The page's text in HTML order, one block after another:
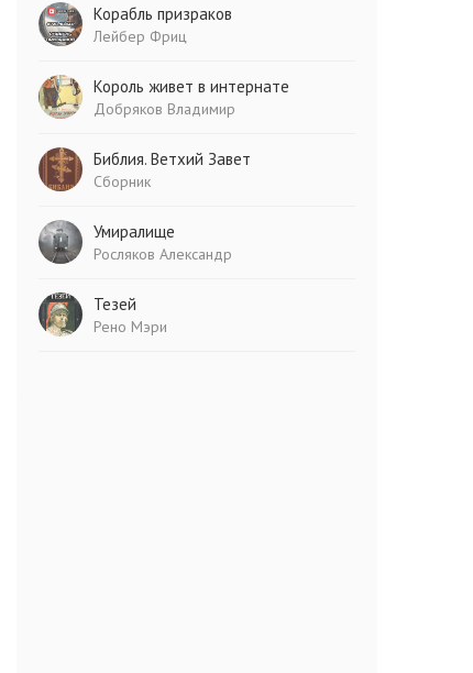
Корабль призраков
Лейбер Фриц
Король живет в интернате
Добряков Владимир
Библия. Ветхий Завет
Сборник
Умиралище
Росляков Александр
Тезей
Рено Мэри